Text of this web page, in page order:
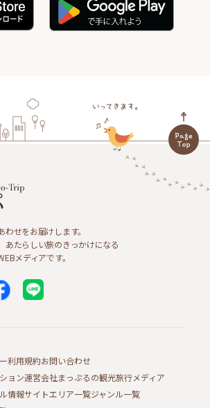
せをお届けします。
あたらしい旅のきっかけになる
メディアです。
利用規約お問い合わせ
ョン運営会社まっぷるの観光旅行メディア
情報サイトエリア一覧ジャンル一覧